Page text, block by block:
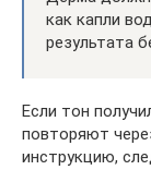
как капли
результата
Если тон
повторяют
инструкцию,